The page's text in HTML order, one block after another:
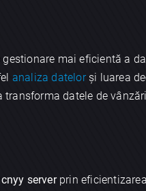
mai eficientă a
analiza datelorși luarea
transforma datele de
serverprin